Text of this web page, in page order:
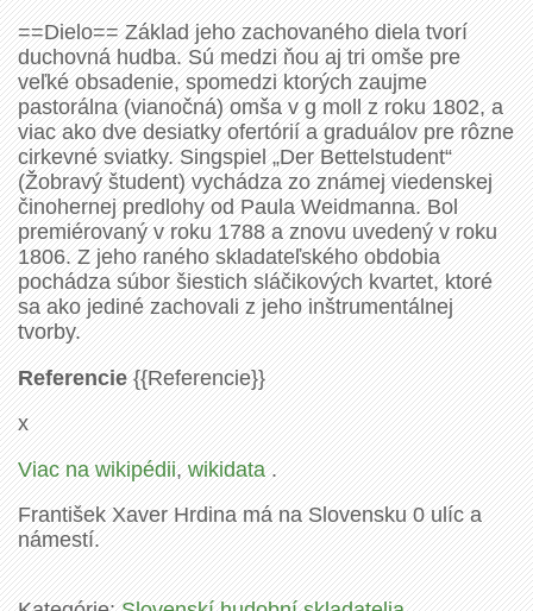
==Dielo== Základ jeho zachovaného diela tvorí
duchovná hudba. Sú medzi ňou aj tri omše pre
veľké obsadenie, spomedzi ktorých zaujme
pastorálna (vianočná) omša v g moll z roku 1802, a
viac ako dve desiatky ofertórií a graduálov pre rôzne
cirkevné sviatky. Singspiel „Der Bettelstudent“
(Žobravý študent) vychádza zo známej viedenskej
činohernej predlohy od Paula Weidmanna. Bol
premiérovaný v roku 1788 a znovu uvedený v roku
1806. Z jeho raného skladateľského obdobia
pochádza súbor šiestich sláčikových kvartet, ktoré
sa ako jediné zachovali z jeho inštrumentálnej
tvorby.
Referencie{{Referencie}}
x
Viac na wikipédii,wikidata.
František Xaver Hrdina má na Slovensku 0 ulíc a
námestí.